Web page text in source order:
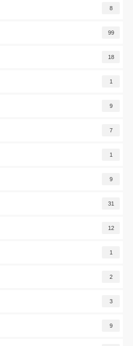
8
99
18
1
9
7
1
9
31
12
1
2
3
9